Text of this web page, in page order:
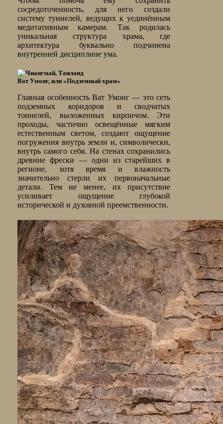
сосредоточенность, для него создали
систему туннелей, ведущих к уединённым
медитативным камерам. Так родилась
уникальная структура храма, где
архитектура буквально подчинена
внутренней дисциплине ума.
Ват Умонг, или «Подземный храм»
Главная особенность Ват Умонг — это сеть
подземных коридоров и сводчатых
тоннелей, выложенных кирпичом. Эти
проходы, частично освещённые мягким
естественным светом, создают ощущение
погружения внутрь земли и, символически,
внутрь самого себя. На стенах сохранились
древние фрески — одни из старейших в
регионе, хотя время и влажность
значительно стерли их первоначальные
детали. Тем не менее, их присутствие
усиливает ощущение глубокой
исторической и духовной преемственности.